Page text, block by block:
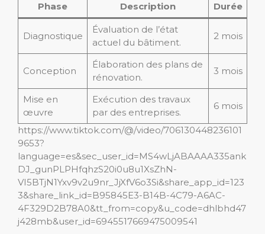
Phase Description Durée
Diagnostique
Évaluation de l’état
actuel du bâtiment.
2 mois
Conception
Élaboration des plans de
rénovation.
3 mois
Mise en
œuvre
Exécution des travaux
par des entreprises.
6 mois
https://www.tiktok.com/@/video/706130448236101
9653?
language=es&sec_user_id=MS4wLjABAAAA335ank
DJ_gunPLPHfqhzS20i0u8u1XsZhN-
VI5BTjN1Yxv9v2u9nr_JjXfV6o3Si&share_app_id=123
3&share_link_id=B95845E3-B14B-4C79-A6AC-
4F329D2B78A0&tt_from=copy&u_code=dhlbhd47
j428mb&user_id=6945517669475009541